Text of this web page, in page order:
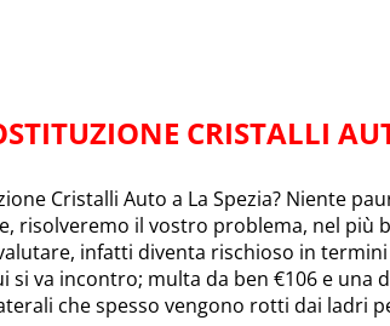
CRISTALLI
Cristalli Auto a La Spezia? Niente
risolveremo il vostro problema, nel
infatti diventa rischioso in
va incontro; multa da ben €106 e
che spesso vengono rotti dai